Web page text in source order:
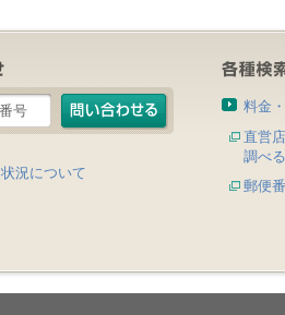
況について
料金
直営
調べる
郵便